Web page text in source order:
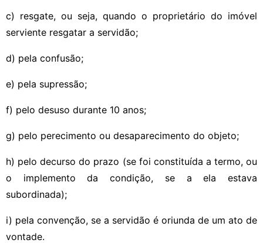
c) resgate, ou seja, quando o proprietário do imóvel
serviente resgatar a servidão;
d) pela confusão;
e) pela supressão;
f) pelo desuso durante 10 anos;
g) pelo perecimento ou desaparecimento do objeto;
h) pelo decurso do prazo (se foi constituída a termo, ou
o implemento da condição, se a ela estava
subordinada);
i) pela convenção, se a servidão é oriunda de um ato de
vontade.